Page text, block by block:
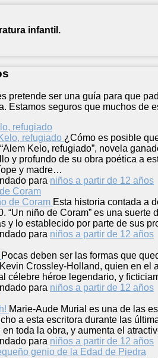
infantil.
pretende ser una guía para que
Estamos seguros que muchos de
refugiado
¿Cómo es posible
Kelo, refugiado”, novela
y profundo de su obra poética a
y madre…
para niños a partir de 12 años
Coram
Esta historia contada a
“Un niño de Coram” es una
y lo establecido por parte de sus
para niños a partir de 12 años
Pocas deben ser las formas que
Crossley-Holland, quien en el
célebre héroe legendario, y
para niños a partir de 12 años
Marie-Aude Murial es una de las
a esta escritora durante las
en toda la obra, y aumenta el
para niños a partir de 12 años
genio de la Edad de Piedra